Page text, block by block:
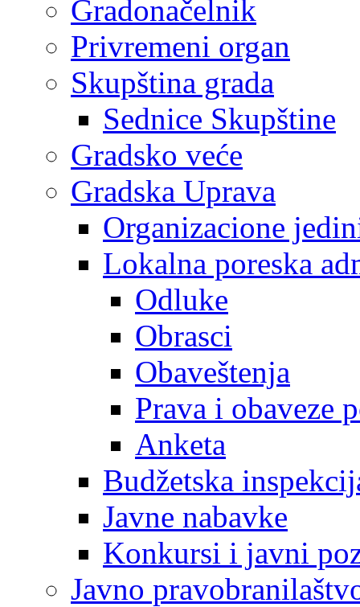
Gradonačelnik
Privremeni organ
Skupština grada
Sednice Skupštine
Gradsko veće
Gradska Uprava
Organizacione
Lokalna poreska
Odluke
Obrasci
Obaveštenja
Prava i obaveze
Anketa
Budžetska
Javne nabavke
Konkursi i javni
Javno